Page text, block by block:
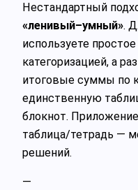
Нестандартный
«ленивый–умный».
используете
категоризацией, а
итоговые суммы по
единственную
блокнот.
таблица/тетрадь —
решений.
—